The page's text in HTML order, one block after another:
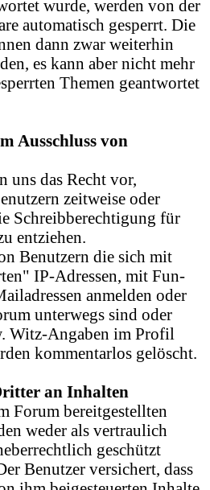
wurde, werden von der
automatisch gesperrt. Die
dann zwar weiterhin
es kann aber nicht mehr
Themen geantwortet
Ausschluss von
uns das Recht vor,
zeitweise oder
Schreibberechtigung für
entziehen.
Benutzern die sich mit
IP-Adressen, mit Fun-
anmelden oder
unterwegs sind oder
Witz-Angaben im Profil
kommentarlos gelöscht.
an Inhalten
Forum bereitgestellten
weder als vertraulich
geschützt
Benutzer versichert, dass